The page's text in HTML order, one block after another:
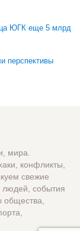
ЮГК еще 5 млрд
перспективы
мира.
конфликты,
свежие
людей, события